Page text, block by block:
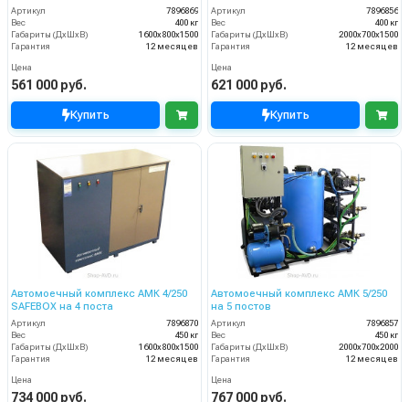
Артикул
7896869
Вес
400 кг
Габариты (ДхШхВ)
1600х800х1500
Гарантия
12 месяцев
Цена
561 000 руб.
Купить
Артикул
7896856
Вес
400 кг
Габариты (ДхШхВ)
2000х700х1500
Гарантия
12 месяцев
Цена
621 000 руб.
Купить
Автомоечный комплекс АМК 4/250
SAFEBOX на 4 поста
Артикул
7896870
Вес
450 кг
Габариты (ДхШхВ)
1600х800х1500
Гарантия
12 месяцев
Цена
734 000 руб.
Автомоечный комплекс АМК 5/250
на 5 постов
Артикул
7896857
Вес
450 кг
Габариты (ДхШхВ)
2000х700х2000
Гарантия
12 месяцев
Цена
767 000 руб.